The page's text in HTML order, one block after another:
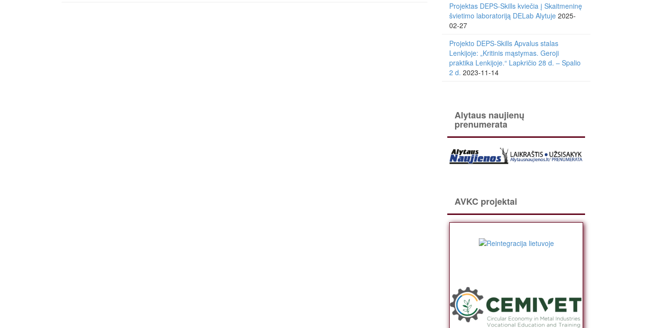
Projektas DEPS-Skills kviečia į Skaitmeninę
švietimo laboratoriją DELab Alytuje 2025-
02-27
Projekto DEPS-Skills Apvalus stalas
Lenkijoje: „Kritinis mąstymas. Geroji
praktika Lenkijoje.“ Lapkričio 28 d. – Spalio
2 d. 2023-11-14
Alytaus naujienų
prenumerata
AVKC projektai